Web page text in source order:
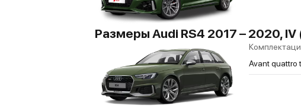
Размеры Audi RS4 2017 – 2020,
Avant quattro